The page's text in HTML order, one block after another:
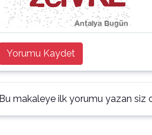
Yorumu Kaydet
Bu makaleye ilk yorumu yazan siz